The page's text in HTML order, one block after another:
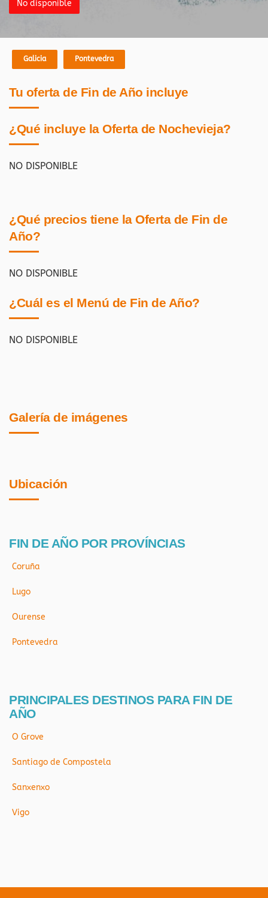
No disponible
Galicia Pontevedra
Tu oferta de Fin de Año incluye
¿Qué incluye la Oferta de Nochevieja?
NO DISPONIBLE
¿Qué precios tiene la Oferta de Fin de
Año?
NO DISPONIBLE
¿Cuál es el Menú de Fin de Año?
NO DISPONIBLE
Galería de imágenes
Ubicación
FIN DE AÑO POR PROVÍNCIAS
Coruña
Lugo
Ourense
Pontevedra
PRINCIPALES DESTINOS PARA FIN DE
AÑO
O Grove
Santiago de Compostela
Sanxenxo
Vigo